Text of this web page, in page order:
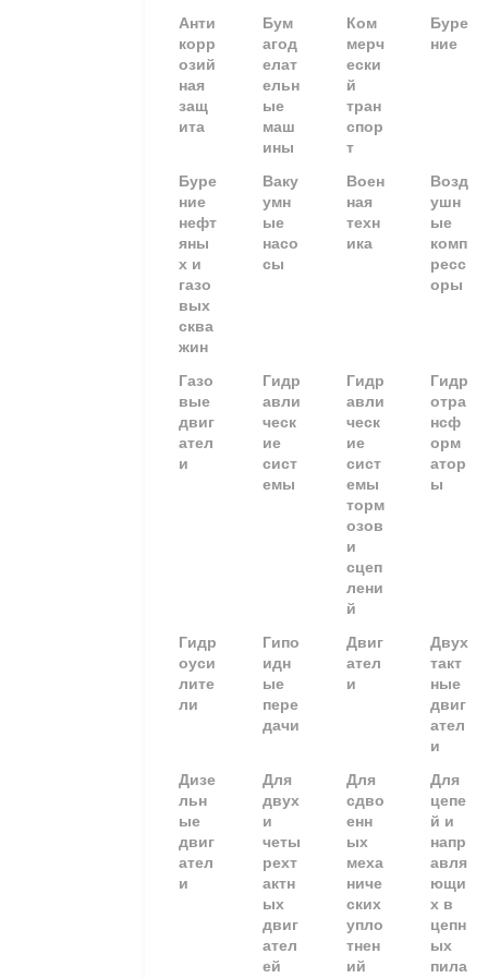
Анти
корр
озий
ная
защ
ита
Бум
агод
елат
ельн
ые
маш
ины
Ком
мерч
ески
й
тран
спор
т
Буре
ние
Буре
ние
нефт
яны
х и
газо
вых
сква
жин
Ваку
умн
ые
насо
сы
Воен
ная
техн
ика
Возд
ушн
ые
комп
ресс
оры
Газо
вые
двиг
ател
и
Гидр
авли
ческ
ие
сист
емы
Гидр
авли
ческ
ие
сист
емы
торм
озов
и
сцеп
лени
й
Гидр
отра
нсф
орм
атор
ы
Гидр
оуси
лите
ли
Гипо
идн
ые
пере
дачи
Двиг
ател
и
Двух
такт
ные
двиг
ател
и
Дизе
льн
ые
двиг
ател
и
Для
двух
и
четы
рехт
актн
ых
двиг
ател
ей
Для
сдво
енн
ых
меха
ниче
ских
упло
тнен
ий
Для
цепе
й и
напр
авля
ющи
х в
цепн
ых
пила